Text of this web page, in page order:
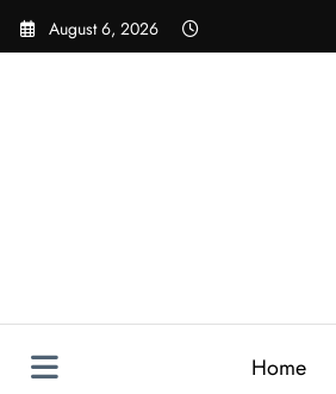
Skip
August 6, 2026
Home